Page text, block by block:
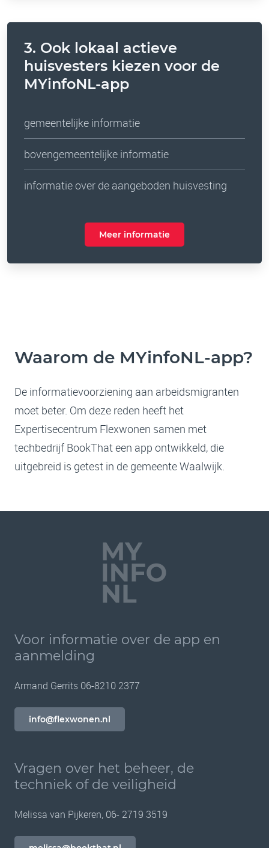
3. Ook lokaal actieve
huisvesters kiezen voor de
MYinfoNL-app
gemeentelijke informatie
bovengemeentelijke informatie
informatie over de aangeboden huisvesting
Meer informatie
Waarom de MYinfoNL-app?
De informatievoorziening aan arbeidsmigranten
moet beter. Om deze reden heeft het
Expertisecentrum Flexwonen samen met
techbedrijf BookThat een app ontwikkeld, die
uitgebreid is getest in de gemeente Waalwijk.
Voor informatie over de app en
aanmelding
Armand Gerrits 06-8210 2377
info@flexwonen.nl
Vragen over het beheer, de
techniek of de veiligheid
Melissa van Pijkeren, 06- 2719 3519